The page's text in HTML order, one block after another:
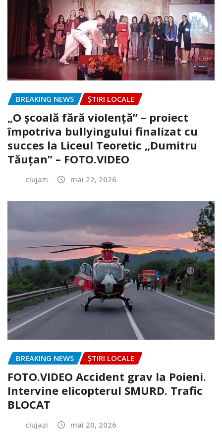
BREAKING NEWS ȘTIRI LOCALE
„O școală fără violență” – proiect
împotriva bullyingului finalizat cu
succes la Liceul Teoretic „Dumitru
Tăuțan” – FOTO.VIDEO
clujazi mai 22, 2026
BREAKING NEWS ȘTIRI LOCALE
FOTO.VIDEO Accident grav la Poieni.
Intervine elicopterul SMURD. Trafic
BLOCAT
clujazi mai 20, 2026